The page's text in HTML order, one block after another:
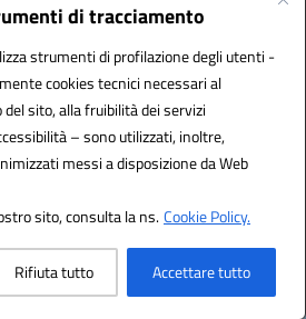
di tracciamento
strumenti di profilazione degli utenti -
cookies tecnici necessari al
sito, alla fruibilità dei servizi
– sono utilizzati, inoltre,
messi a disposizione da Web
sito, consulta la ns.Cookie Policy.
Rifiuta tutto Accettare tutto
FOGGIA (FG)
fgee01200c@pec.istruzione.it
by 3D Solution S.r.l.
Design by Designers Italia